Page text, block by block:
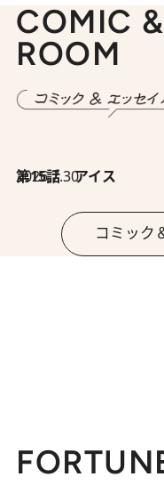
COMIC
ROOM
2026.7.30
第15話 アイス
コミック